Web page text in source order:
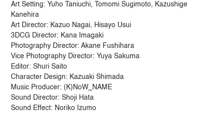
Art Setting: Yuho Taniuchi, Tomomi Sugimoto, Kazushige
Kanehira
Art Director: Kazuo Nagai, Hisayo Usui
3DCG Director: Kana Imagaki
Photography Director: Akane Fushihara
Vice Photography Director: Yuya Sakuma
Editor: Shuri Saito
Character Design: Kazuaki Shimada
Music Producer: (K)NoW_NAME
Sound Director: Shoji Hata
Sound Effect: Noriko Izumo